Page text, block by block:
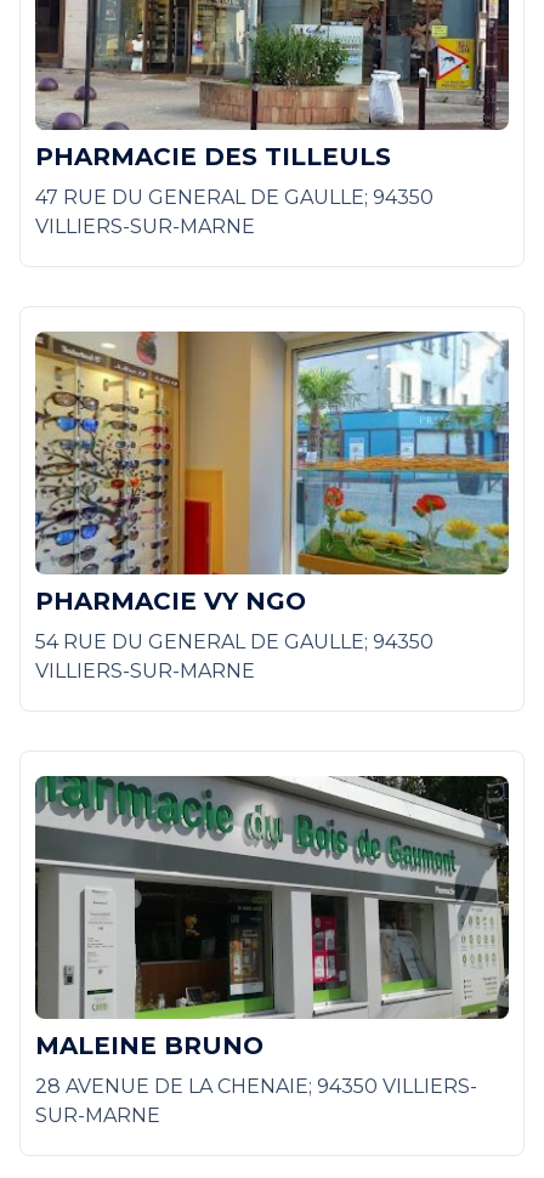
PHARMACIE DES TILLEULS
47 RUE DU GENERAL DE GAULLE; 94350
VILLIERS-SUR-MARNE
PHARMACIE VY NGO
54 RUE DU GENERAL DE GAULLE; 94350
VILLIERS-SUR-MARNE
MALEINE BRUNO
28 AVENUE DE LA CHENAIE; 94350 VILLIERS-
SUR-MARNE